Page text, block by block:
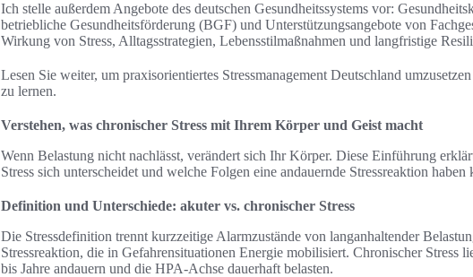
Ich stelle außerdem Angebote des deutschen Gesundheitssystems vor:
betriebliche Gesundheitsförderung (BGF) und Unterstützungsangebote von
Wirkung von Stress, Alltagsstrategien, Lebensstilmaßnahmen und langfristige
Lesen Sie weiter, um praxisorientiertes Stressmanagement Deutschland
zu lernen.
Verstehen, was chronischer Stress mit Ihrem Körper und Geist macht
Wenn Belastung nicht nachlässt, verändert sich Ihr Körper. Diese Einführung
Stress sich unterscheidet und welche Folgen eine andauernde Stressreaktion haben
Definition und Unterschiede: akuter vs. chronischer Stress
Die Stressdefinition trennt kurzzeitige Alarmzustände von langanhaltender
Stressreaktion, die in Gefahrensituationen Energie mobilisiert. Chronischer Stress
bis Jahre andauern und die HPA-Achse dauerhaft belasten.